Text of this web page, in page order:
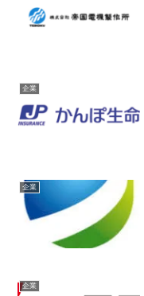
企業
企業
企業